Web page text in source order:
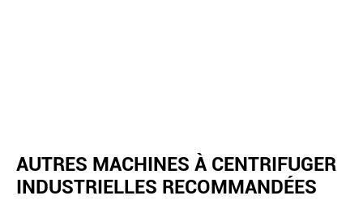
AUTRES MACHINES À CENTRIFUGER
INDUSTRIELLES RECOMMANDÉES